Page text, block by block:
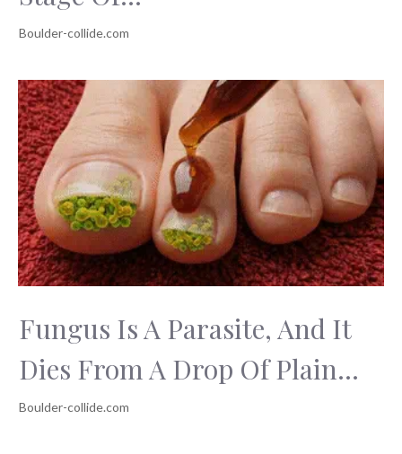
Fungus Is A Parasite, And It
Dies From A Drop Of Plain...